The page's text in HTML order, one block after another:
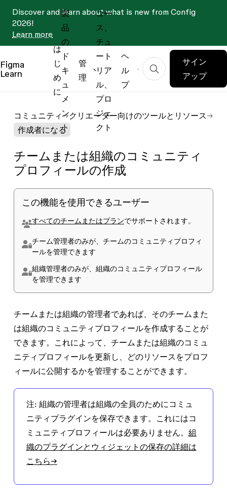
Discover and learn about what is new from Config
2026!
Learn more
Figma
Learn
は
じ
め
に
製
品
の
ド
キ
ュ
メ
ン
ト
管
理
コー
ス、
チュ
ート
リア
ル、
プロ
ジェ
クト
ヘ
ル
プ
サイン
アップ
コミュニティ
クリエーター向けのツールとリソース
作成者になる
チームまたは組織のコミュニティ
プロフィールの作成
この機能を使用できるユーザー
すべてのチームまたはプランでサポートされます。
チーム管理者のみが、チームのコミュニティプロフィ
ールを管理できます
組織管理者のみが、組織のコミュニティプロフィール
を管理できます
チームまたは組織の管理者であれば、そのチームまた
は組織のコミュニティプロフィールを作成することが
できます。これによって、チームまたは組織のコミュ
ニティプロフィールを更新し、どのリソースをプロフ
ィールに公開するかを管理することができます。
注: 組織の管理者は組織の全員のためにコミュ
ニティプラグインを保存できます。これにはコ
ミュニティプロフィールは必要ありません。 組
織のプラグインとウィジェットの保存の詳細は
こちら→